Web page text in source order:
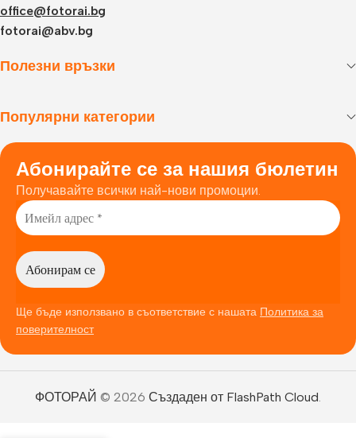
office@fotorai.bg
fotorai@abv.bg
Полезни връзки
Популярни категории
Абонирайте се за нашия бюлетин
Получавайте всички най-нови промоции.
Ще бъде използвано в съответствие с нашата Политика за
поверителност
ФОТОРАЙ © 2026 Създаден от FlashPath Cloud.